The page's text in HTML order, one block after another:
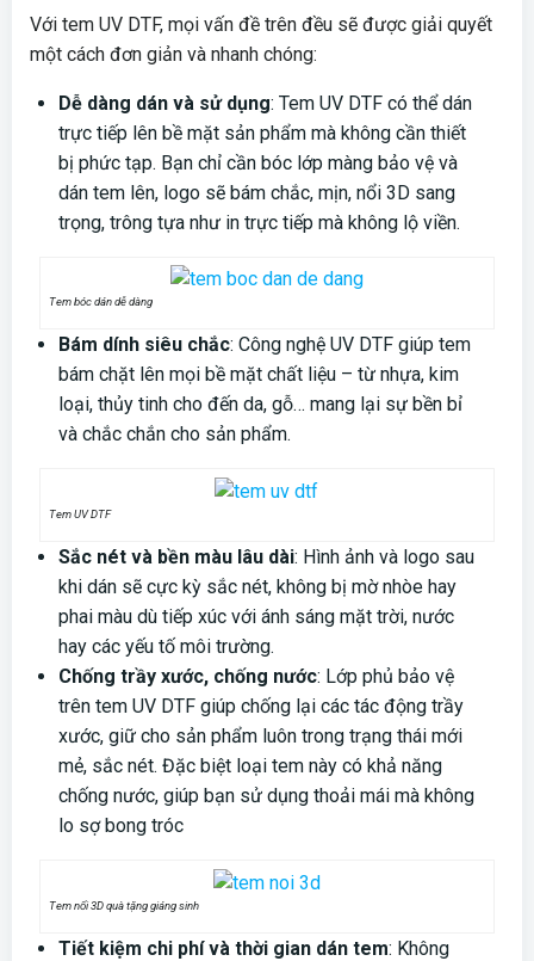
Với tem UV DTF, mọi vấn đề trên đều sẽ được giải quyết
một cách đơn giản và nhanh chóng:
Dễ dàng dán và sử dụng: Tem UV DTF có thể dán
trực tiếp lên bề mặt sản phẩm mà không cần thiết
bị phức tạp. Bạn chỉ cần bóc lớp màng bảo vệ và
dán tem lên, logo sẽ bám chắc, mịn, nổi 3D sang
trọng, trông tựa như in trực tiếp mà không lộ viền.
Tem bóc dán dễ dàng
Bám dính siêu chắc: Công nghệ UV DTF giúp tem
bám chặt lên mọi bề mặt chất liệu – từ nhựa, kim
loại, thủy tinh cho đến da, gỗ… mang lại sự bền bỉ
và chắc chắn cho sản phẩm.
Tem UV DTF
Sắc nét và bền màu lâu dài: Hình ảnh và logo sau
khi dán sẽ cực kỳ sắc nét, không bị mờ nhòe hay
phai màu dù tiếp xúc với ánh sáng mặt trời, nước
hay các yếu tố môi trường.
Chống trầy xước, chống nước: Lớp phủ bảo vệ
trên tem UV DTF giúp chống lại các tác động trầy
xước, giữ cho sản phẩm luôn trong trạng thái mới
mẻ, sắc nét. Đặc biệt loại tem này có khả năng
chống nước, giúp bạn sử dụng thoải mái mà không
lo sợ bong tróc
Tem nổi 3D quà tặng giáng sinh
Tiết kiệm chi phí và thời gian dán tem: Không